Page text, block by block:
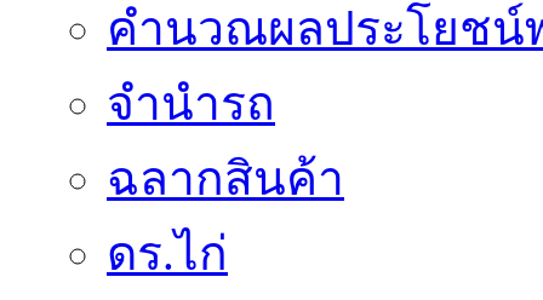
คำนวณผลประโยชน์
จำนำรถ
ฉลากสินค้า
ดร.ไก่